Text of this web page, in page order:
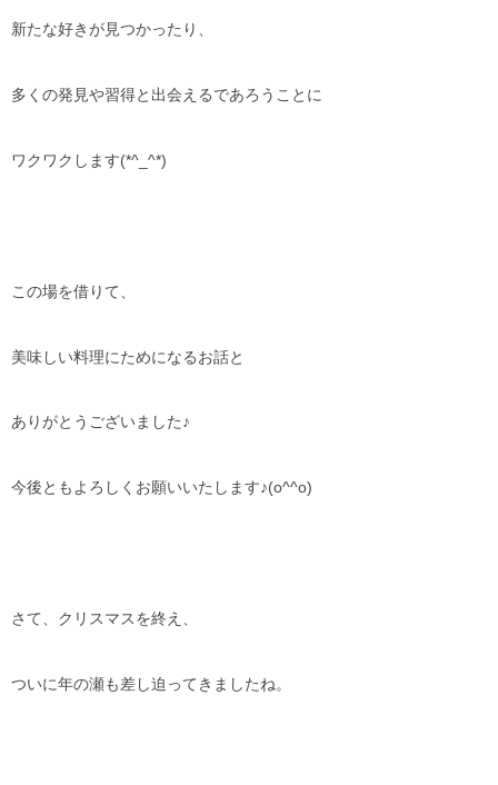
新たな好きが見つかったり、
多くの発見や習得と出会えるであろうことに
ワクワクします(*^_^*)
この場を借りて、
美味しい料理にためになるお話と
ありがとうございました♪
今後ともよろしくお願いいたします♪(o^^o)
さて、クリスマスを終え、
ついに年の瀬も差し迫ってきましたね。